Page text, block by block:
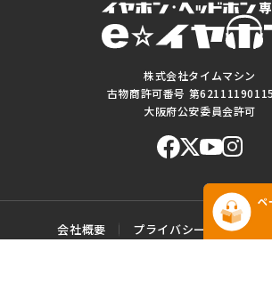
株式会社タイムマシン
古物商許可番号 第
大阪府公安委員会許可
会社概要 プライバシーポリシー